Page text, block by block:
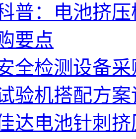
普：电池挤
要点
全检测设备
验机搭配方
达电池针刺